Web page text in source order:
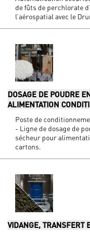
de fûts de perchlorate
l’aérospatial avec le
DOSAGE DE POUDRE
ALIMENTATION
Poste de
- Ligne de dosage de
sécheur pour
cartons.
VIDANGE, TRANSFERT